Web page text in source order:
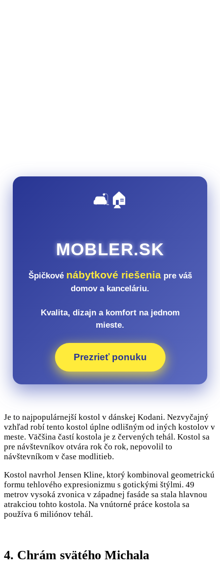
🛋️🏠
MOBLER.SK
Špičkové nábytkové riešeniapre váš
domov a kanceláriu.
Kvalita, dizajn a komfort na jednom
mieste.
Prezrieť ponuku
Je to najpopulárnejší kostol v dánskej Kodani. Nezvyčajný
vzhľad robí tento kostol úplne odlišným od iných kostolov v
meste. Väčšina častí kostola je z červených tehál. Kostol sa
pre návštevníkov otvára rok čo rok, nepovolil to
návštevníkom v čase modlitieb.
Kostol navrhol Jensen Kline, ktorý kombinoval geometrickú
formu tehlového expresionizmu s gotickými štýlmi. 49
metrov vysoká zvonica v západnej fasáde sa stala hlavnou
atrakciou tohto kostola. Na vnútorné práce kostola sa
používa 6 miliónov tehál.
4. Chrám svätého Michala